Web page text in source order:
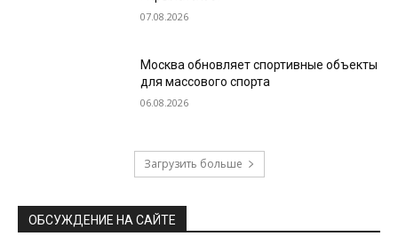
07.08.2026
Москва обновляет спортивные объекты
для массового спорта
06.08.2026
Загрузить больше
ОБСУЖДЕНИЕ НА САЙТЕ